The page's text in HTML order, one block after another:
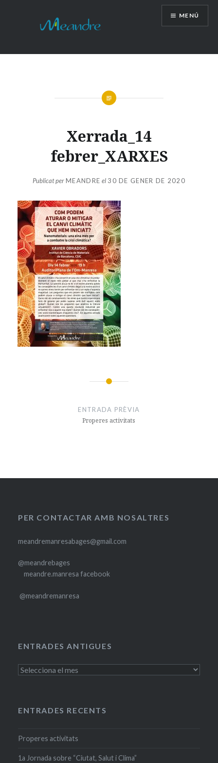
MENÚ
Xerrada_14
febrer_XARXES
Publicat perMEANDRE el 30 DE GENER DE 2020
ENTRADA PRÈVIA
Properes activitats
PER CONTACTAR AMB NOSALTRES
meandremanresabages@gmail.com
@meandrebages
meandre.manresa facebook
@meandremanresa
ENTRADES ANTIGUES
Entrades
ENTRADES RECENTS
Properes activitats
1a Jornada sobre “Ciutat, Salut i Clima”